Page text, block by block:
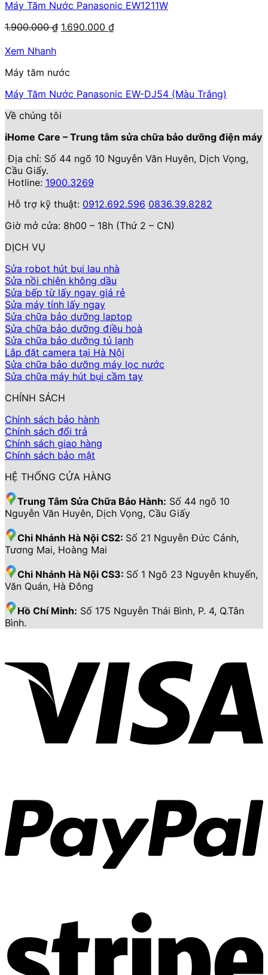
Máy Tăm Nước Panasonic EW1211W
1.900.000₫ Giá
1.690.000 ₫Giá
Xem Nhanh
Máy tăm nước
Máy Tăm Nước Panasonic EW-DJ54 (Màu Trắng)
Về chúng tôi
iHome Care – Trung tâm sửa chữa bảo dưỡng điện máy
Địa chỉ: Số 44 ngõ 10 Nguyễn Văn Huyên, Dịch Vọng,
Cầu Giấy.
Hotline: 1900.3269
Hỗ trợ kỹ thuật: 0912.692.596 0836.39.8282
Giờ mở cửa: 8h00 – 18h (Thứ 2 – CN)
DỊCH VỤ
Sửa robot hút bụi lau nhà
Sửa nồi chiên không dầu
Sửa bếp từ lấy ngay giá rẻ
Sửa máy tính lấy ngay
Sửa chữa bảo dưỡng laptop
Sửa chữa bảo dưỡng điều hoà
Sửa chữa bảo dưỡng tủ lạnh
Lắp đặt camera tại Hà Nội
Sửa chữa bảo dưỡng máy lọc nước
Sửa chữa máy hút bụi cầm tay
CHÍNH SÁCH
Chính sách bảo hành
Chính sách đổi trả
Chính sách giao hàng
Chính sách bảo mật
HỆ THỐNG CỬA HÀNG
Trung Tâm Sửa Chữa Bảo Hành: Số 44 ngõ 10
Nguyễn Văn Huyên, Dịch Vọng, Cầu Giấy
Chi Nhánh Hà Nội CS2: Số 21 Nguyễn Đức Cảnh,
Tương Mai, Hoàng Mai
Chi Nhánh Hà Nội CS3: Số 1 Ngõ 23 Nguyễn khuyến,
Văn Quán, Hà Đông
Hồ Chí Minh: Số 175 Nguyễn Thái Bình, P. 4, Q.Tân
Bình.